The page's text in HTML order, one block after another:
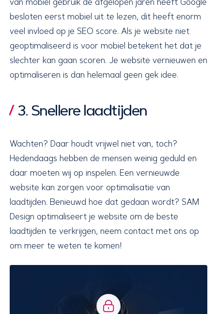
van mobiel gebruik de afgelopen jaren heeft Google
besloten eerst mobiel uit te lezen, dit heeft enorm
veel invloed op je SEO score. Als je website niet
geoptimaliseerd is voor mobiel betekent het dat je
slechter kan gaan scoren. Je website vernieuwen en
optimaliseren is dan helemaal geen gek idee.
3. Snellere laadtijden
Wachten? Daar houdt vrijwel niet van, toch?
Hedendaags hebben de mensen weinig geduld en
daar moeten wij op inspelen. Een vernieuwde
website kan zorgen voor optimalisatie van
laadtijden. Benieuwd hoe dat gedaan wordt? SAM
Design optimaliseert je website om de beste
laadtijden te verkrijgen, neem contact met ons op
om meer te weten te komen!